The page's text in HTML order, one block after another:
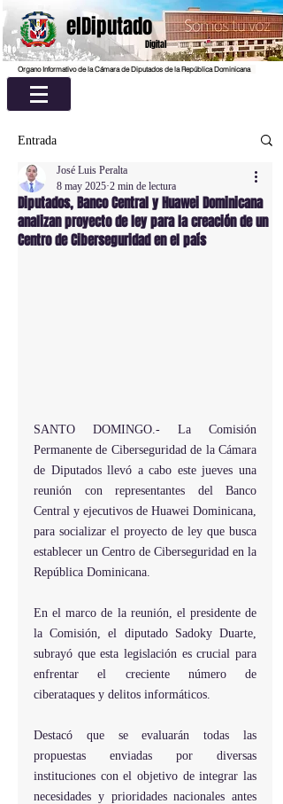
elDiputado
Digital
Organo Informativo de la Cámara de Diputados de la República Dominicana
Entrada
Diputados, Banco Central y Huawei Dominicana
analizan proyecto de ley para la creación de un
Centro de Ciberseguridad en el país
José Luis Peralta
8 may 2025 2 min de lectura
SANTO DOMINGO.- La Comisión
Permanente de Ciberseguridad de la Cámara
de Diputados llevó a cabo este jueves una
reunión con representantes del Banco
Central y ejecutivos de Huawei Dominicana,
para socializar el proyecto de ley que busca
establecer un Centro de Ciberseguridad en la
República Dominicana.
En el marco de la reunión, el presidente de
la Comisión, el diputado Sadoky Duarte,
subrayó que esta legislación es crucial para
enfrentar el creciente número de
ciberataques y delitos informáticos.
Destacó que se evaluarán todas las
propuestas enviadas por diversas
instituciones con el objetivo de integrar las
necesidades y prioridades nacionales antes